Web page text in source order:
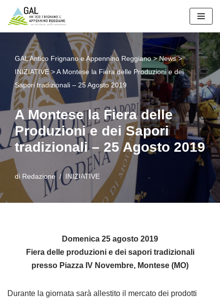
Vai
contenuto
GAL Antico Frignano e Appennino Reggiano>News>
INIZIATIVE>A Montese la Fiera delle Produzioni e dei
Sapori tradizionali – 25 Agosto 2019
A Montese la Fiera delle
Produzioni e dei Sapori
tradizionali – 25 Agosto 2019
di Redazione INIZIATIVE
Domenica 25 agosto 2019
Fiera delle produzioni e dei sapori tradizionali
presso Piazza IV Novembre, Montese (MO)
Durante la giornata sarà allestito il mercato dei prodotti